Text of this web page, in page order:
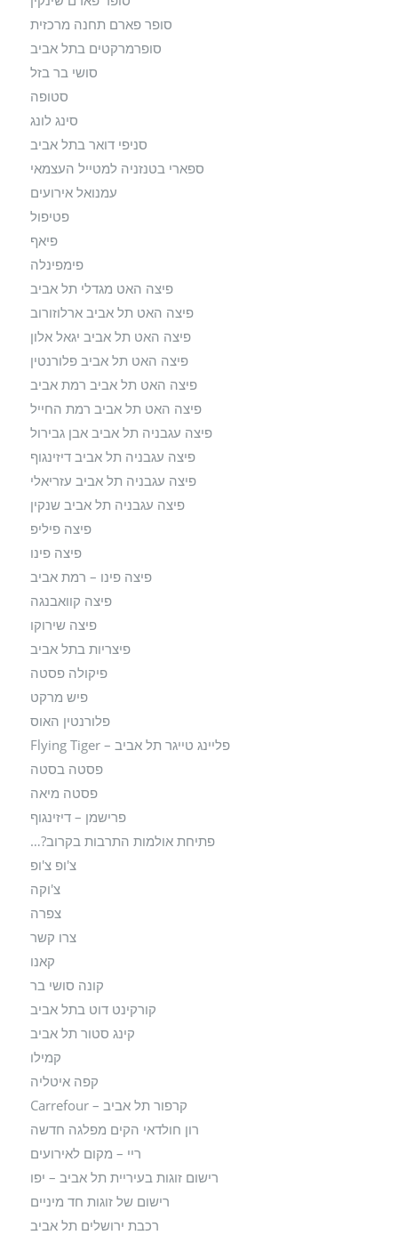
סופר פארם תחנה מרכזית
סופרמרקטים בתל אביב
סושי בר בזל
סטופה
סינג לונג
סניפי דואר בתל אביב
ספארי בטנזניה למטייל העצמאי
עמנואל אירועים
פטיפול
פיאף
פימפינלה
פיצה האט מגדלי תל אביב
פיצה האט תל אביב ארלוזורוב
פיצה האט תל אביב יגאל אלון
פיצה האט תל אביב פלורנטין
פיצה האט תל אביב רמת אביב
פיצה האט תל אביב רמת החייל
פיצה עגבניה תל אביב אבן גבירול
פיצה עגבניה תל אביב דיזינגוף
פיצה עגבניה תל אביב עזריאלי
פיצה עגבניה תל אביב שנקין
פיצה פיליפ
פיצה פינו
פיצה פינו – רמת אביב
פיצה קוואבנגה
פיצה שירוקו
פיצריות בתל אביב
פיקולה פסטה
פיש מרקט
פלורנטין האוס
פליינג טייגר תל אביב – Flying Tiger
פסטה בסטה
פסטה מיאה
פרישמן – דיזינגוף
פתיחת אולמות התרבות בקרוב?…
צ'ופ צ'ופ
צ'וקה
צפרה
צרו קשר
קאנו
קונה סושי בר
קורקינט דוט בתל אביב
קינג סטור תל אביב
קמילו
קפה איטליה
קרפור תל אביב – Carrefour
רון חולדאי הקים מפלגה חדשה
ריי – מקום לאירועים
רישום זוגות בעיריית תל אביב – יפו
רישום של זוגות חד מיניים
רכבת ירושלים תל אביב